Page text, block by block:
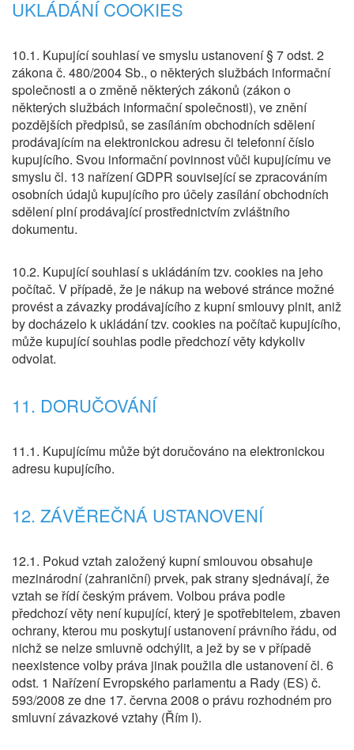
UKLÁDÁNÍ COOKIES
10.1. Kupující souhlasí ve smyslu ustanovení § 7 odst. 2
zákona č. 480/2004 Sb., o některých službách informační
společnosti a o změně některých zákonů (zákon o
některých službách informační společnosti), ve znění
pozdějších předpisů, se zasíláním obchodních sdělení
prodávajícím na elektronickou adresu či telefonní číslo
kupujícího. Svou informační povinnost vůči kupujícímu ve
smyslu čl. 13 nařízení GDPR související se zpracováním
osobních údajů kupujícího pro účely zasílání obchodních
sdělení plní prodávající prostřednictvím zvláštního
dokumentu.
10.2. Kupující souhlasí s ukládáním tzv. cookies na jeho
počítač. V případě, že je nákup na webové stránce možné
provést a závazky prodávajícího z kupní smlouvy plnit, aniž
by docházelo k ukládání tzv. cookies na počítač kupujícího,
může kupující souhlas podle předchozí věty kdykoliv
odvolat.
11. DORUČOVÁNÍ
11.1. Kupujícímu může být doručováno na elektronickou
adresu kupujícího.
12. ZÁVĚREČNÁ USTANOVENÍ
12.1. Pokud vztah založený kupní smlouvou obsahuje
mezinárodní (zahraniční) prvek, pak strany sjednávají, že
vztah se řídí českým právem. Volbou práva podle
předchozí věty není kupující, který je spotřebitelem, zbaven
ochrany, kterou mu poskytují ustanovení právního řádu, od
nichž se nelze smluvně odchýlit, a jež by se v případě
neexistence volby práva jinak použila dle ustanovení čl. 6
odst. 1 Nařízení Evropského parlamentu a Rady (ES) č.
593/2008 ze dne 17. června 2008 o právu rozhodném pro
smluvní závazkové vztahy (Řím I).